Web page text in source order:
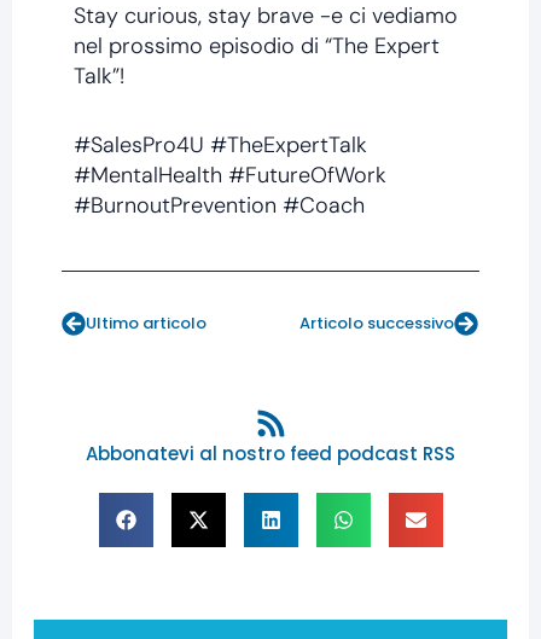
Stay curious, stay brave -e ci vediamo
nel prossimo episodio di “The Expert
Talk”!
#SalesPro4U #TheExpertTalk
#MentalHealth #FutureOfWork
#BurnoutPrevention #Coach
Ultimo articolo Articolo successivo
Abbonatevi al nostro feed podcast RSS